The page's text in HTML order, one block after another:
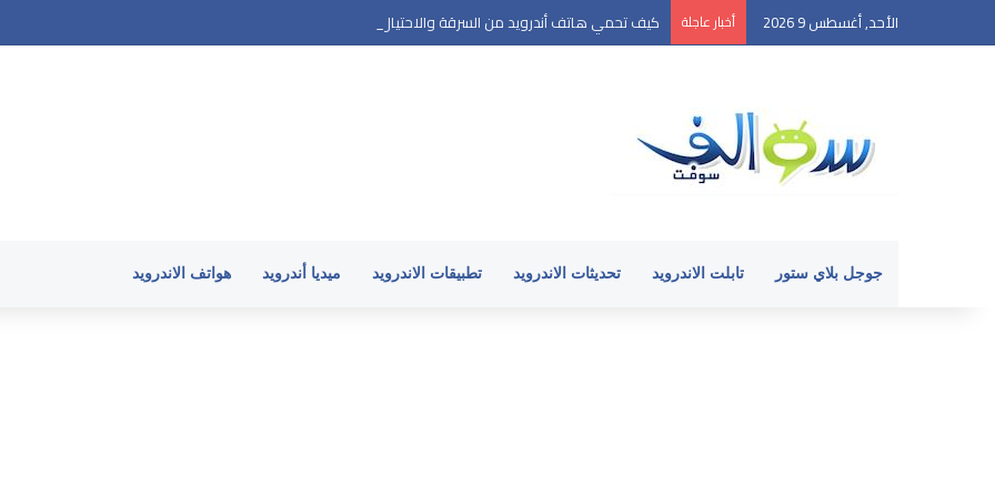
الأحد, أغسطس 9 2026 أخبار عاجلة كيف تحمي هاتف أندرويد من السرقة والاحتيال؟ أهم إعدادات الأمان في 2026
جوجل بلاي ستور تابلت الاندرويد تحديثات الاندرويد تطبيقات الاندرويد ميديا أندرويد هواتف الاندرويد